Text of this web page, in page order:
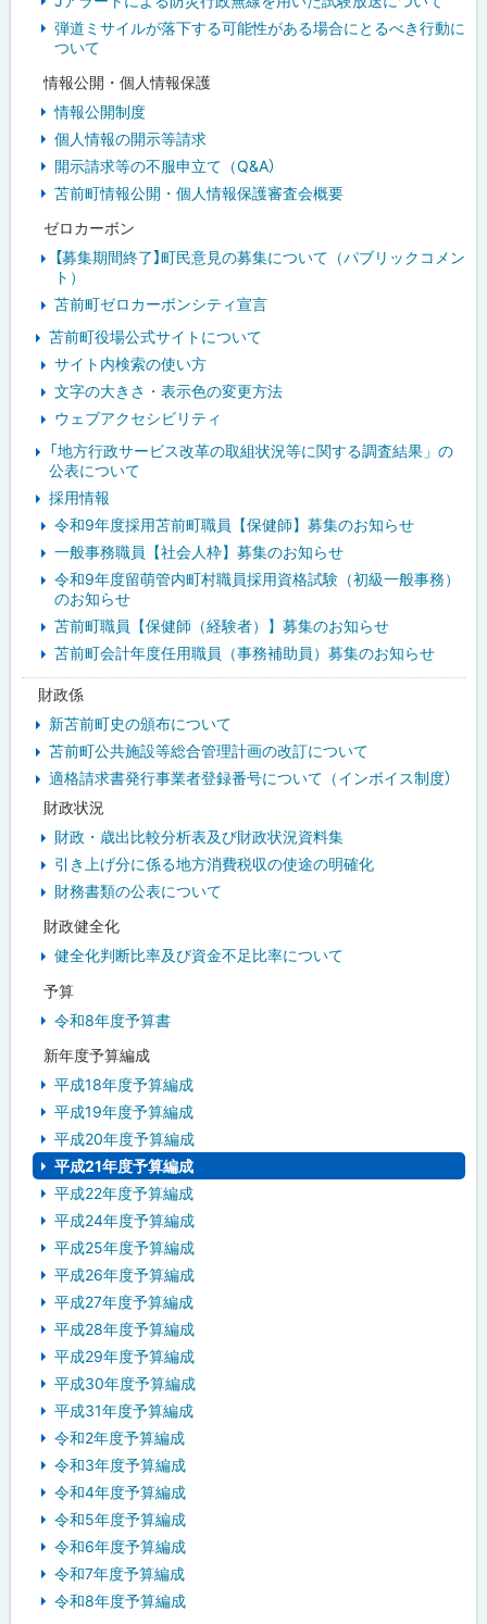
弾道ミサイルが落下する可能性がある場合にとるべき行動に
ついて
情報公開・個人情報保護
情報公開制度
個人情報の開示等請求
開示請求等の不服申立て（Q&A）
苫前町情報公開・個人情報保護審査会概要
ゼロカーボン
【募集期間終了】町民意見の募集について（パブリックコメン
ト）
苫前町ゼロカーボンシティ宣言
苫前町役場公式サイトについて
サイト内検索の使い方
文字の大きさ・表示色の変更方法
ウェブアクセシビリティ
「地方行政サービス改革の取組状況等に関する調査結果」の
公表について
採用情報
令和9年度採用苫前町職員【保健師】募集のお知らせ
一般事務職員【社会人枠】募集のお知らせ
令和9年度留萌管内町村職員採用資格試験（初級一般事務）
のお知らせ
苫前町職員【保健師（経験者）】募集のお知らせ
苫前町会計年度任用職員（事務補助員）募集のお知らせ
財政係
新苫前町史の頒布について
苫前町公共施設等総合管理計画の改訂について
適格請求書発行事業者登録番号について（インボイス制度）
財政状況
財政・歳出比較分析表及び財政状況資料集
引き上げ分に係る地方消費税収の使途の明確化
財務書類の公表について
財政健全化
健全化判断比率及び資金不足比率について
予算
令和8年度予算書
新年度予算編成
平成18年度予算編成
平成19年度予算編成
平成20年度予算編成
平成21年度予算編成
平成22年度予算編成
平成24年度予算編成
平成25年度予算編成
平成26年度予算編成
平成27年度予算編成
平成28年度予算編成
平成29年度予算編成
平成30年度予算編成
平成31年度予算編成
令和2年度予算編成
令和3年度予算編成
令和4年度予算編成
令和5年度予算編成
令和6年度予算編成
令和7年度予算編成
令和8年度予算編成